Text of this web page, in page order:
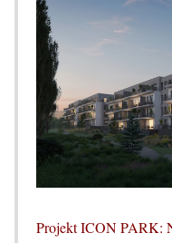
Projekt ICON PARK: